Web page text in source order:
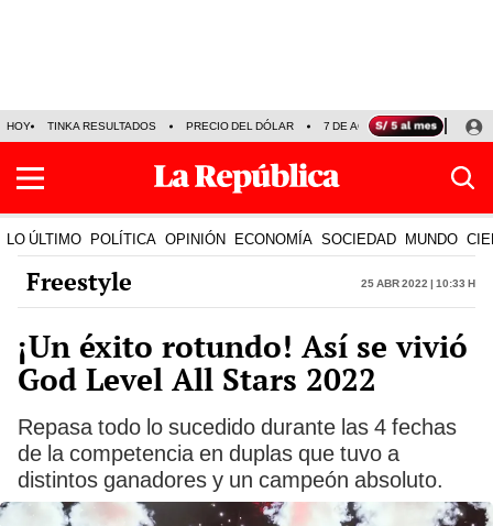
HOY TINKA RESULTADOS PRECIO DEL DÓLAR 7 DE AGOSTO OLLANTA
LO ÚLTIMO POLÍTICA OPINIÓN ECONOMÍA SOCIEDAD MUNDO
Freestyle 25 Abr 2022 | 10:33 h
¡Un éxito rotundo! Así se vivió
God Level All Stars 2022
Repasa todo lo sucedido durante las 4 fechas
de la competencia en duplas que tuvo a
distintos ganadores y un campeón absoluto.